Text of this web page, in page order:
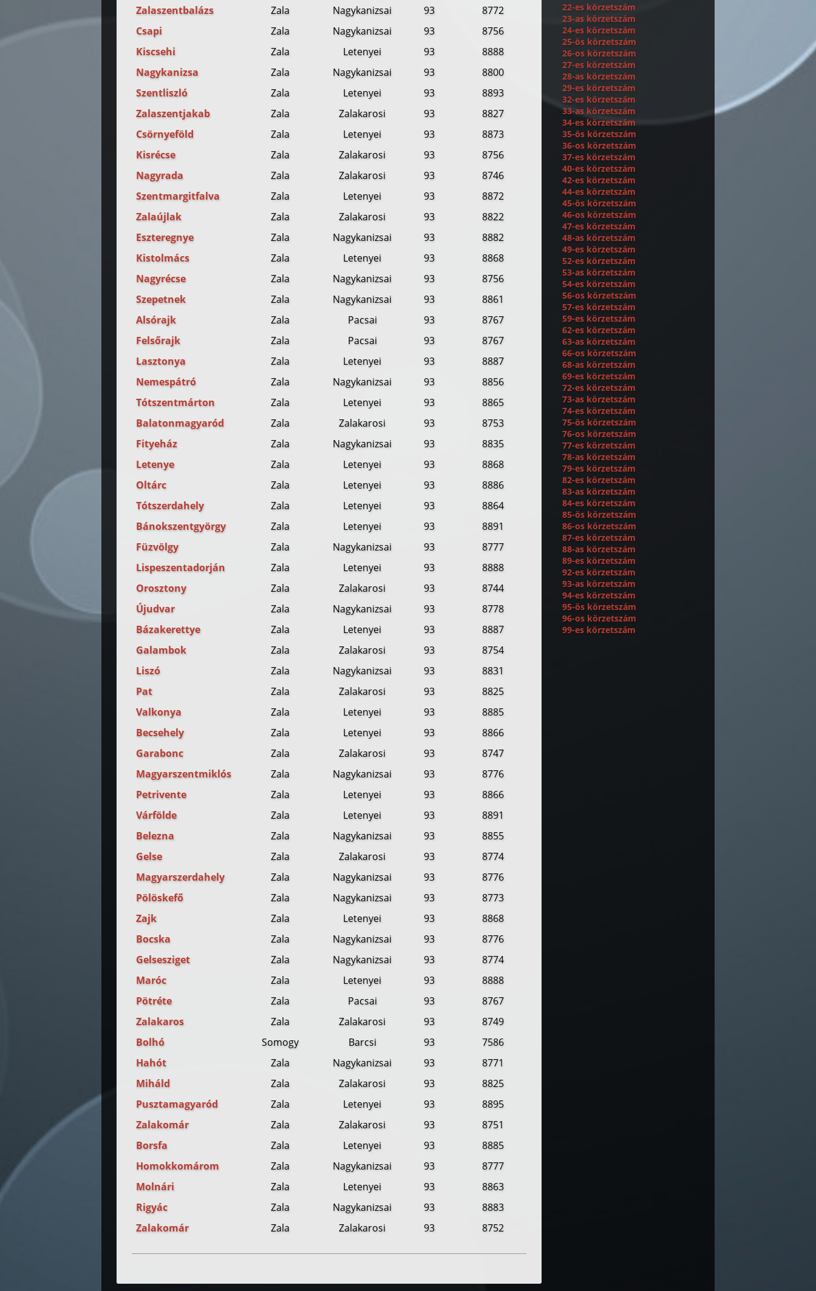
Zalaszentbalázs
Zala Nagykanizsai 93
8772
Csapi
Zala Nagykanizsai 93
8756
Kiscsehi
Zala Letenyei 93
8888
Nagykanizsa
Zala Nagykanizsai 93
8800
Szentliszló
Zala Letenyei 93
8893
Zalaszentjakab
Zala Zalakarosi 93
8827
Csörnyeföld
Zala Letenyei 93
8873
Kisrécse
Zala Zalakarosi 93
8756
Nagyrada
Zala Zalakarosi 93
8746
Szentmargitfalva
Zala Letenyei 93
8872
Zalaújlak
Zala Zalakarosi 93
8822
Eszteregnye
Zala Nagykanizsai 93
8882
Kistolmács
Zala Letenyei 93
8868
Nagyrécse
Zala Nagykanizsai 93
8756
Szepetnek
Zala Nagykanizsai 93
8861
Alsórajk
Zala Pacsai 93
8767
Felsőrajk
Zala Pacsai 93
8767
Lasztonya
Zala Letenyei 93
8887
Nemespátró
Zala Nagykanizsai 93
8856
Tótszentmárton
Zala Letenyei 93
8865
Balatonmagyaród
Zala Zalakarosi 93
8753
Fityeház
Zala Nagykanizsai 93
8835
Letenye
Zala Letenyei 93
8868
Oltárc
Zala Letenyei 93
8886
Tótszerdahely
Zala Letenyei 93
8864
Bánokszentgyörgy
Zala Letenyei 93
8891
Füzvölgy
Zala Nagykanizsai 93
8777
Lispeszentadorján
Zala Letenyei 93
8888
Orosztony
Zala Zalakarosi 93
8744
Újudvar
Zala Nagykanizsai 93
8778
Bázakerettye
Zala Letenyei 93
8887
Galambok
Zala Zalakarosi 93
8754
Liszó
Zala Nagykanizsai 93
8831
Pat
Zala Zalakarosi 93
8825
Valkonya
Zala Letenyei 93
8885
Becsehely
Zala Letenyei 93
8866
Garabonc
Zala Zalakarosi 93
8747
Magyarszentmiklós
Zala Nagykanizsai 93
8776
Petrivente
Zala Letenyei 93
8866
Várfölde
Zala Letenyei 93
8891
Belezna
Zala Nagykanizsai 93
8855
Gelse
Zala Zalakarosi 93
8774
Magyarszerdahely
Zala Nagykanizsai 93
8776
Pölöskefő
Zala Nagykanizsai 93
8773
Zajk
Zala Letenyei 93
8868
Bocska
Zala Nagykanizsai 93
8776
Gelsesziget
Zala Nagykanizsai 93
8774
Maróc
Zala Letenyei 93
8888
Pötréte
Zala Pacsai 93
8767
Zalakaros
Zala Zalakarosi 93
8749
Bolhó
Somogy Barcsi 93
7586
Hahót
Zala Nagykanizsai 93
8771
Miháld
Zala Zalakarosi 93
8825
Pusztamagyaród
Zala Letenyei 93
8895
Zalakomár
Zala Zalakarosi 93
8751
Borsfa
Zala Letenyei 93
8885
Homokkomárom
Zala Nagykanizsai 93
8777
Molnári
Zala Letenyei 93
8863
Rigyác
Zala Nagykanizsai 93
8883
Zalakomár
Zala Zalakarosi 93 8752
22-es körzetszám
23-as körzetszám
24-es körzetszám
25-ös körzetszám
26-os körzetszám
27-es körzetszám
28-as körzetszám
29-es körzetszám
32-es körzetszám
33-as körzetszám
34-es körzetszám
35-ös körzetszám
36-os körzetszám
37-es körzetszám
40-es körzetszám
42-es körzetszám
44-es körzetszám
45-ös körzetszám
46-os körzetszám
47-es körzetszám
48-as körzetszám
49-es körzetszám
52-es körzetszám
53-as körzetszám
54-es körzetszám
56-os körzetszám
57-es körzetszám
59-es körzetszám
62-es körzetszám
63-as körzetszám
66-os körzetszám
68-as körzetszám
69-es körzetszám
72-es körzetszám
73-as körzetszám
74-es körzetszám
75-ös körzetszám
76-os körzetszám
77-es körzetszám
78-as körzetszám
79-es körzetszám
82-es körzetszám
83-as körzetszám
84-es körzetszám
85-ös körzetszám
86-os körzetszám
87-es körzetszám
88-as körzetszám
89-es körzetszám
92-es körzetszám
93-as körzetszám
94-es körzetszám
95-ös körzetszám
96-os körzetszám
99-es körzetszám